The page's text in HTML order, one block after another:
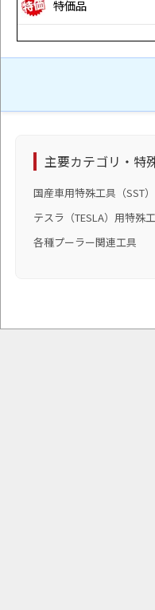
特価品
主要カテゴリ・特
国産車用特殊工具（SST）
テスラ（TESLA）用特殊
各種プーラー関連工具